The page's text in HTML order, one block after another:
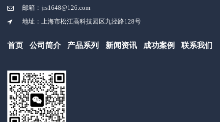
邮箱：jrs1648@126.com
地址：上海市松江高科技园区九泾路128号
首页 公司简介 产品系列 新闻资讯 成功案例 联系我们